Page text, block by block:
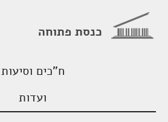
כנסת פתוחה
ח"כים וסיעות
ועדות